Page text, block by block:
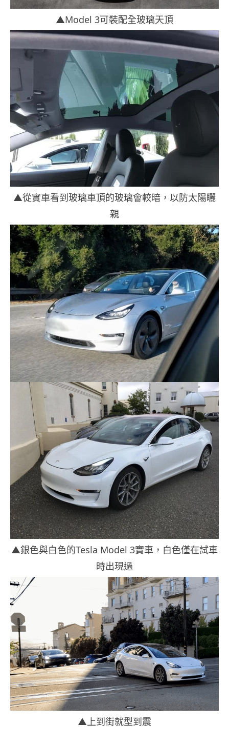
▲Model 3可裝配全玻璃天頂
▲從實車看到玻璃車頂的玻璃會較暗，以防太陽矖
親
▲銀色與白色的Tesla Model 3實車，白色僅在試車
時出現過
▲上到街就型到震